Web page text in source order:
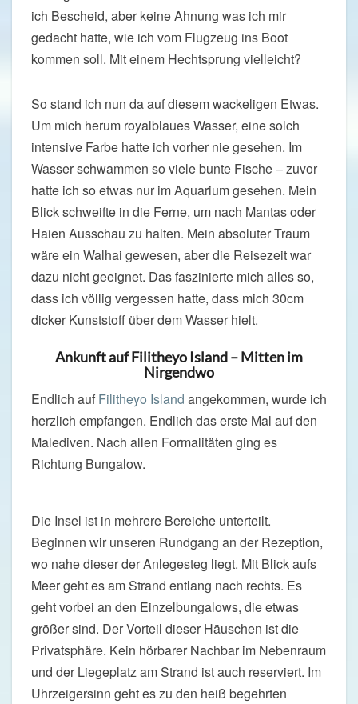
ich Bescheid, aber keine Ahnung was ich mir
gedacht hatte, wie ich vom Flugzeug ins Boot
kommen soll. Mit einem Hechtsprung vielleicht?
So stand ich nun da auf diesem wackeligen Etwas.
Um mich herum royalblaues Wasser, eine solch
intensive Farbe hatte ich vorher nie gesehen. Im
Wasser schwammen so viele bunte Fische – zuvor
hatte ich so etwas nur im Aquarium gesehen. Mein
Blick schweifte in die Ferne, um nach Mantas oder
Haien Ausschau zu halten. Mein absoluter Traum
wäre ein Walhai gewesen, aber die Reisezeit war
dazu nicht geeignet. Das faszinierte mich alles so,
dass ich völlig vergessen hatte, dass mich 30cm
dicker Kunststoff über dem Wasser hielt.
Ankunft auf Filitheyo Island – Mitten im
Nirgendwo
Endlich auf Filitheyo Island angekommen, wurde ich
herzlich empfangen. Endlich das erste Mal auf den
Malediven. Nach allen Formalitäten ging es
Richtung Bungalow.
Die Insel ist in mehrere Bereiche unterteilt.
Beginnen wir unseren Rundgang an der Rezeption,
wo nahe dieser der Anlegesteg liegt. Mit Blick aufs
Meer geht es am Strand entlang nach rechts. Es
geht vorbei an den Einzelbungalows, die etwas
größer sind. Der Vorteil dieser Häuschen ist die
Privatsphäre. Kein hörbarer Nachbar im Nebenraum
und der Liegeplatz am Strand ist auch reserviert. Im
Uhrzeigersinn geht es zu den heiß begehrten